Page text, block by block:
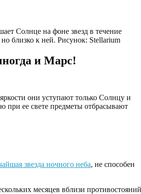
Солнце на фоне звезд в течение
близко к ней. Рисунок: Stellarium
и Марс!
они уступают только Солнцу и
при ее свете предметы отбрасывают
звезда ночного неба, не способен
месяцев вблизи